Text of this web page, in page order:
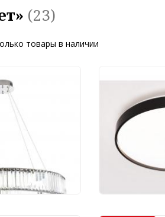
(23)
товары в наличии
Arte
Black
2 500